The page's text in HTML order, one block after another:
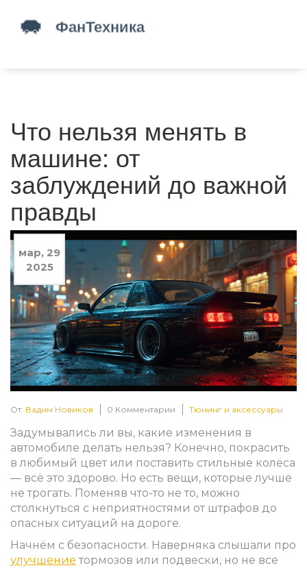
Что нельзя менять в
машине: от
заблуждений до важной
правды
мар, 29
2025
От: Вадим Новиков 0 Комментарии Тюнинг и аксессуары
Задумывались ли вы, какие изменения в
автомобиле делать нельзя? Конечно, покрасить
в любимый цвет или поставить стильные колёса
— всё это здорово. Но есть вещи, которые лучше
не трогать. Поменяв что-то не то, можно
столкнуться с неприятностями от штрафов до
опасных ситуаций на дороге.
Начнём с безопасности. Наверняка слышали про
улучшение тормозов или подвески, но не все